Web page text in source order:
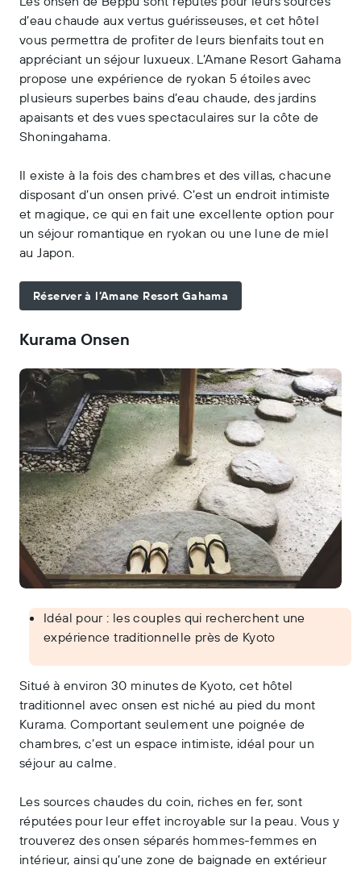
d’eau chaude aux vertus guérisseuses, et cet hôtel
vous permettra de profiter de leurs bienfaits tout en
appréciant un séjour luxueux. L’Amane Resort Gahama
propose une expérience de ryokan 5 étoiles avec
plusieurs superbes bains d’eau chaude, des jardins
apaisants et des vues spectaculaires sur la côte de
Shoningahama.
Il existe à la fois des chambres et des villas, chacune
disposant d’un onsen privé. C’est un endroit intimiste
et magique, ce qui en fait une excellente option pour
un séjour romantique en ryokan ou une lune de miel
au Japon.
Réserver à l’Amane Resort Gahama
Kurama Onsen
Idéal pour : les couples qui recherchent une
expérience traditionnelle près de Kyoto
Situé à environ 30 minutes de Kyoto, cet hôtel
traditionnel avec onsen est niché au pied du mont
Kurama. Comportant seulement une poignée de
chambres, c’est un espace intimiste, idéal pour un
séjour au calme.
Les sources chaudes du coin, riches en fer, sont
réputées pour leur effet incroyable sur la peau. Vous y
trouverez des onsen séparés hommes-femmes en
intérieur, ainsi qu’une zone de baignade en extérieur